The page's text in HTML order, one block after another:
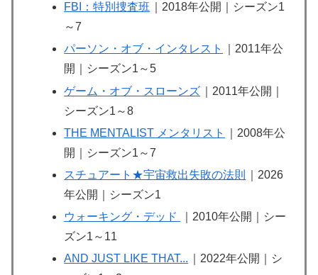
FBI：特別捜査班
｜2018年公開｜シーズン1
～7
パーソン・オブ・インタレスト
｜2011年公
開｜シーズン1～5
ゲーム・オブ・スローンズ ｜2011年公開｜
シーズン1～8
THE MENTALIST メンタリスト
｜2008年公
開｜シーズン1～7
スチュアート★宇宙救出失敗の法則
｜2026
年公開｜シーズン1
ウォーキング・デッド
｜2010年公開｜シー
ズン1～11
AND JUST LIKE THAT...
｜2022年公開｜シ